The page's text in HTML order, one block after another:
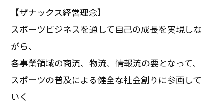
【ザナックス経営理念】
スポーツビジネスを通して自己の成長を実現しな
がら、
各事業領域の商流、物流、情報流の要となって、
スポーツの普及による健全な社会創りに参画して
いく